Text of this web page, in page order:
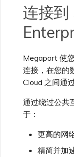
快速开始
设置 Megaport 账户
Megaport Portal 控
了解服务页面
连接到 Latitude.sh
常见多云连接场景
使用 Megaport 解
作为服务提供商使用
Megaport API 管理
Megaport 全球网状
Megaport 上云即服
MACsec
IPsec
云原生 VPN 加密
高速跨云加密
订购交叉连接
订购本地环路
Port 冗余
链路聚合组（LAG）
停用 Port
创建私有 VXC
迁移 VXC
设置服务密钥
使用服务密钥创建连
配置 Q-in-Q
路由指南
MCR
MVE
终止 Megaport
托管 VIF
托管连接
专用连接
AWS 连接冗余
AWS 公共连接
ExpressRoute Direct
ExpressRoute Metro
Azure 连接冗余
Azure 配对区域 - 高
Google 连接冗余
OVHcloud Connect
可用性
服务
面向 SAP 的弹性
更新服务
SAP 常见问题（
Azure VMware 解决
3DS Outscale MCR
阿里云 MCR 连接
AWS Direct
Azure MCR 连接
DigitalOcean MCR
Aruba SD-WAN
Aviatrix
Cisco SD-WAN
Fortinet FortiGate
Palo Alto Networks
MCR 高级 VLAN 与
MCR 冗余
创建 MCR
创建 MCR VXC
配置 MCR
MVE 部署场景
MVE 位置
MVE 冗余
vNIC 连接类型
Megaport 网络中的
设置 IX
管理 IX
IX 工具与功能
创建个人资料
Marketplace 通知
Marketplace 常见问
监控 MCR
监控服务状态
查看会话事件日志
管理个人资料
更新公司信息
管理最短合约期续订
管理 Megaport
Marketplace 个人资
Port 定价与合约条款
VXC 定价与合约条款
Megaport Internet
IX 定价与合约条款
MCR 定价与合约条款
开通计费市场
分配财务角色
更新账单信息
信用卡付款
了解 Megaport 账单
创建 API 密钥
管理用户
创建 Port
创建服务密钥
创建 VXC
快速开始
创建 Megaport
使用 Megaport
Provider 创建和管理
使用 Megaport 资源
Terraform 状态管理
Port 与 VXC
MCR
MVE
联系支持
支持请求门户
了解支持请求
升级支持案例
连接
Megaport 使
连接，在您的
Cloud 之间通
通过绕过公共
于：
更高的网
精简并加